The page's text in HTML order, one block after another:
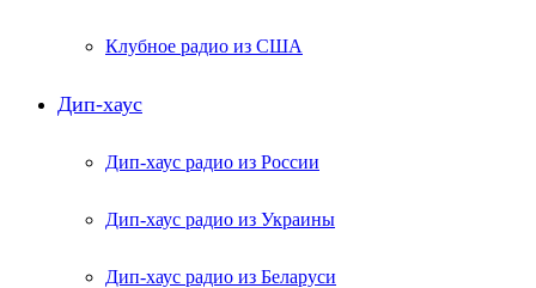
Клубное радио из США
Дип-хаус
Дип-хаус радио из России
Дип-хаус радио из Украины
Дип-хаус радио из Беларуси